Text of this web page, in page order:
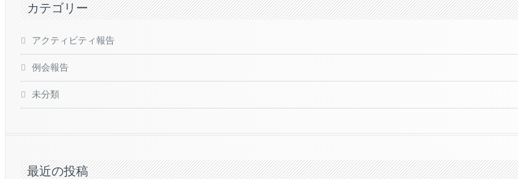
カテゴリー
アクティビティ報告
例会報告
未分類
最近の投稿